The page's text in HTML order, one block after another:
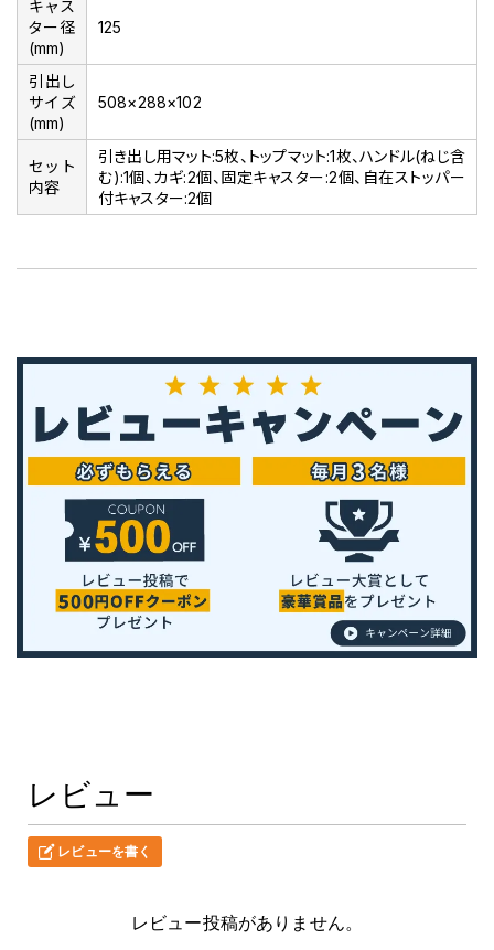
キャス
ター径
(mm)
125
引出し
サイズ
(mm)
508×288×102
セット
内容
引き出し用マット:5枚、トップマット:1枚、ハンドル(ねじ含
む):1個、カギ:2個、固定キャスター:2個、自在ストッパー
付キャスター:2個
レビュー
レビューを書く
レビュー投稿がありません。